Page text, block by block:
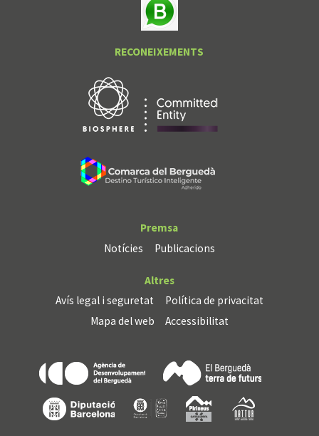
RECONEIXEMENTS
Premsa
Notícies
Publicacions
Altres
Avís legal i seguretat
Política de privacitat
Mapa del web
Accessibilitat